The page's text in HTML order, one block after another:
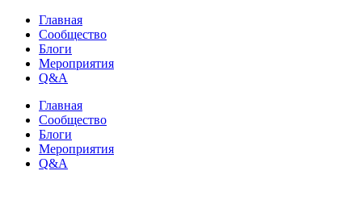
Главная
Сообщество
Блоги
Мероприятия
Q&A
Главная
Сообщество
Блоги
Мероприятия
Q&A